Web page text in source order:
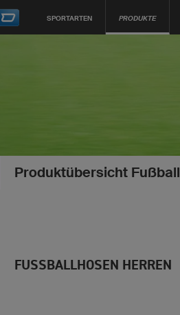
SPORTARTEN PRODUKTE
Produktübersicht Fußball
FUSSBALLHOSEN HERREN